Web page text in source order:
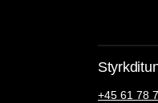
+45 61 78